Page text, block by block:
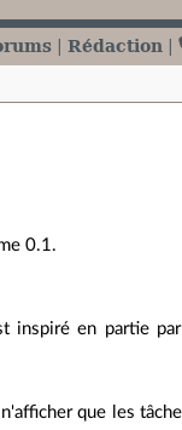
Rédaction
0.1.
inspiré en partie
que les